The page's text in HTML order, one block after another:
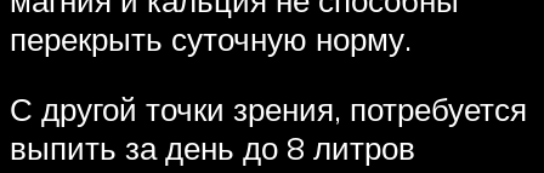
перекрыть суточную норму.
С другой точки зрения, потребуется
выпить за день до 8 литров